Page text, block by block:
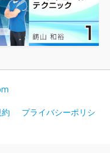
プライバシーポリシ